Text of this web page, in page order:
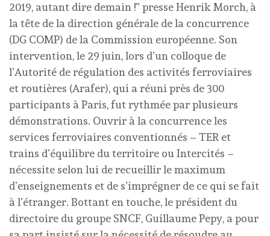
2019, autant dire demain !” presse Henrik Morch, à
la tête de la direction générale de la concurrence
(DG COMP) de la Commission européenne. Son
intervention, le 29 juin, lors d’un colloque de
l’Autorité de régulation des activités ferroviaires
et routières (Arafer), qui a réuni près de 300
participants à Paris, fut rythmée par plusieurs
démonstrations. Ouvrir à la concurrence les
services ferroviaires conventionnés – TER et
trains d’équilibre du territoire ou Intercités –
nécessite selon lui de recueillir le maximum
d’enseignements et de s’imprégner de ce qui se fait
à l’étranger. Bottant en touche, le président du
directoire du groupe SNCF, Guillaume Pepy, a pour